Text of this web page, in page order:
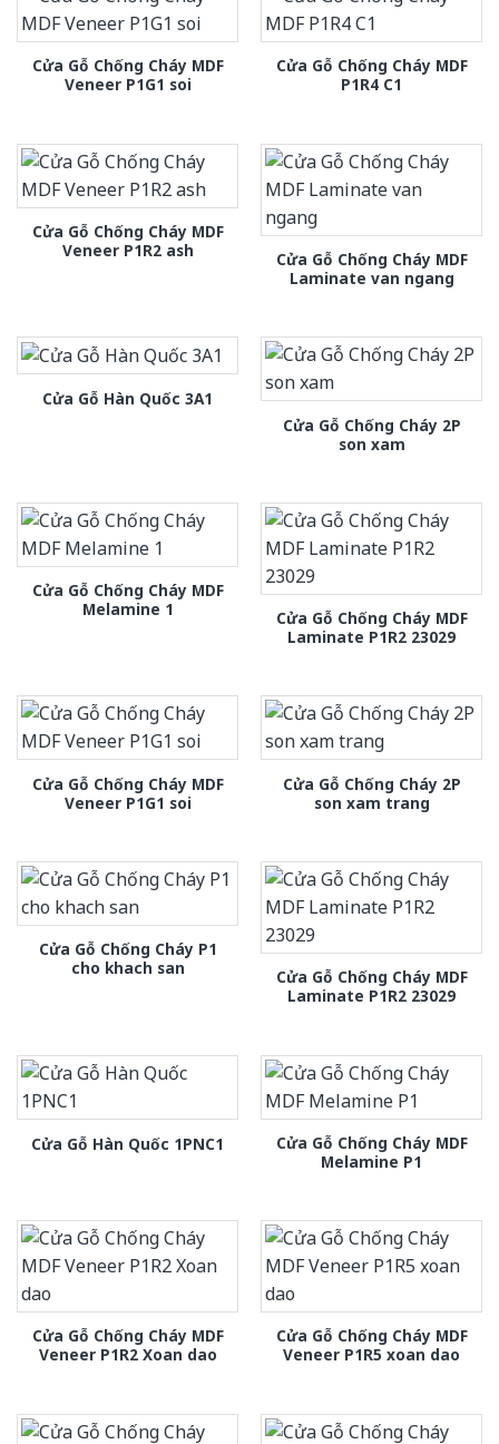
Cửa Gỗ Chống Cháy MDF
Veneer P1G1 soi
Cửa Gỗ Chống Cháy MDF
P1R4 C1
Cửa Gỗ Chống Cháy MDF
Veneer P1R2 ash
Cửa Gỗ Chống Cháy MDF
Laminate van ngang
Cửa Gỗ Hàn Quốc 3A1
Cửa Gỗ Chống Cháy 2P
son xam
Cửa Gỗ Chống Cháy MDF
Melamine 1
Cửa Gỗ Chống Cháy MDF
Laminate P1R2 23029
Cửa Gỗ Chống Cháy MDF
Veneer P1G1 soi
Cửa Gỗ Chống Cháy 2P
son xam trang
Cửa Gỗ Chống Cháy P1
cho khach san
Cửa Gỗ Chống Cháy MDF
Laminate P1R2 23029
Cửa Gỗ Hàn Quốc 1PNC1
Cửa Gỗ Chống Cháy MDF
Melamine P1
Cửa Gỗ Chống Cháy MDF
Veneer P1R2 Xoan dao
Cửa Gỗ Chống Cháy MDF
Veneer P1R5 xoan dao